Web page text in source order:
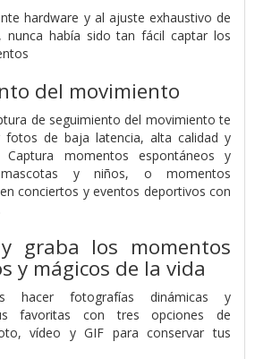
hardware y al ajuste exhaustivo de
nunca había sido tan fácil captar los
del movimiento
de seguimiento del movimiento te
fotos de baja latencia, alta calidad y
Captura momentos espontáneos y
y niños, o momentos
conciertos y eventos deportivos con
graba los momentos
y mágicos de la vida
hacer fotografías dinámicas y
favoritas con tres opciones de
vídeo y GIF para conservar tus